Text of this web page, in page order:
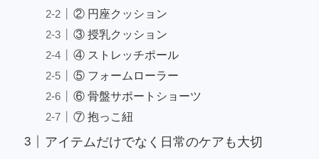
② 円座クッション
③ 授乳クッション
④ ストレッチポール
⑤ フォームローラー
⑥ 骨盤サポートショーツ
⑦ 抱っこ紐
アイテムだけでなく日常のケアも大切